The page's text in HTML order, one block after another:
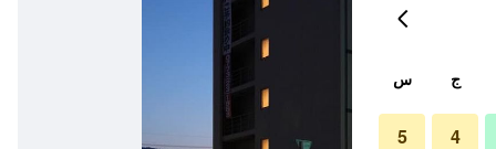
ج س
4
5